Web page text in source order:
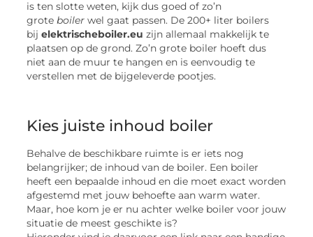
is ten slotte weten, kijk dus goed of zo’n
grote boiler wel gaat passen. De 200+ liter boilers
bijelektrischeboiler.eu zijn allemaal makkelijk te
plaatsen op de grond. Zo’n grote boiler hoeft dus
niet aan de muur te hangen en is eenvoudig te
verstellen met de bijgeleverde pootjes.
Kies juiste inhoud boiler
Behalve de beschikbare ruimte is er iets nog
belangrijker; de inhoud van de boiler. Een boiler
heeft een bepaalde inhoud en die moet exact worden
afgestemd met jouw behoefte aan warm water.
Maar, hoe kom je er nu achter welke boiler voor jouw
situatie de meest geschikte is?